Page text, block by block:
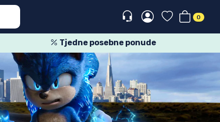
0
Tjedne posebne ponude